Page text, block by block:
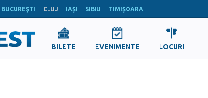
BUCUREŞTI CLUJ IAŞI SIBIU TIMIŞOARA
BILETE EVENIMENTE LOCURI